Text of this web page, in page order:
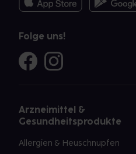
Folge uns!
Arzneimittel &
Gesundheitsprodukte
Allergien & Heuschnupfen